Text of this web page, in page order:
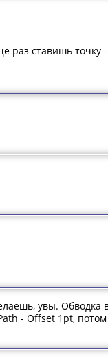
раз ставишь точку
увы. Обводка
- Offset 1pt,